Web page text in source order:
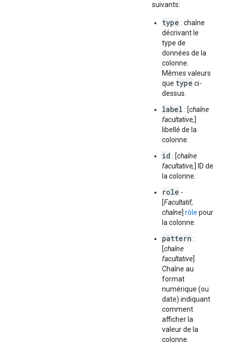
suivants:
type : chaîne
décrivant le
type de
données de la
colonne.
Mêmes valeurs
que type ci-
dessus.
label : [chaîne
facultative,]
libellé de la
colonne.
id : [chaîne
facultative,] ID de
la colonne.
role -
[Facultatif,
chaîne] rôle pour
la colonne.
pattern :
[chaîne
facultative]
Chaîne au
format
numérique (ou
date) indiquant
comment
afficher la
valeur de la
colonne.